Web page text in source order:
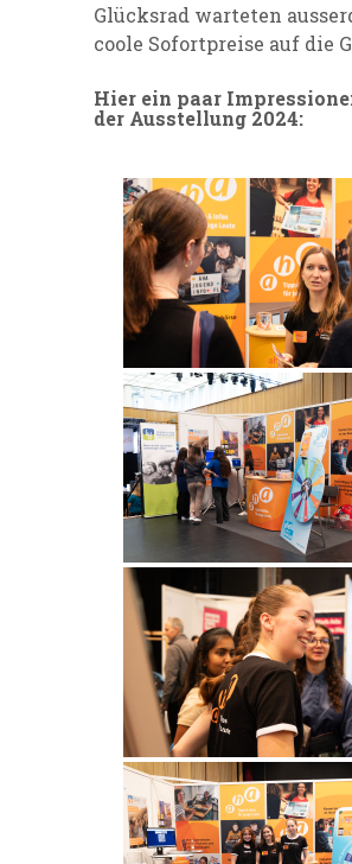
Glücksrad warteten
coole Sofortpreise auf die
Hier ein paar
der Ausstellung 2024: